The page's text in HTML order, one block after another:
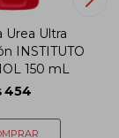
Urea Ultra
INSTITUTO
150 mL
454